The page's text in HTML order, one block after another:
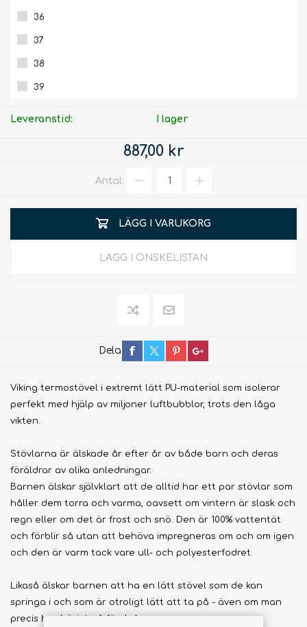
36
37
38
39
Leveranstid: I lager
887,00 kr
Antal:
LÄGG I VARUKORG
LÄGG I ÖNSKELISTAN
Dela
Viking termostövel i extremt lätt PU-material som isolerar
perfekt med hjälp av miljoner luftbubblor, trots den låga
vikten.
Stövlarna är älskade år efter år av både barn och deras
föräldrar av olika anledningar.
Barnen älskar självklart att de alltid har ett par stövlar som
håller dem torra och varma, oavsett om vintern är slask och
regn eller om det är frost och snö. Den är 100% vattentät
och förblir så utan att behöva impregneras om och om igen
och den är varm tack vare ull- och polyesterfodret.
Likaså älskar barnen att ha en lätt stövel som de kan
springa i och som är otroligt lätt att ta på - även om man
precis har börjat på förskolan.